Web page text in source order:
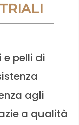
pelli di
agli
a qualità